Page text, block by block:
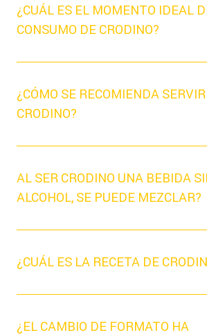
¿CUÁL ES EL MOMENTO IDEAL
CONSUMO DE CRODINO?
¿CÓMO SE RECOMIENDA SERVIR
CRODINO?
AL SER CRODINO UNA BEBIDA
ALCOHOL, SE PUEDE MEZCLAR?
¿CUÁL ES LA RECETA DE
¿EL CAMBIO DE FORMATO HA